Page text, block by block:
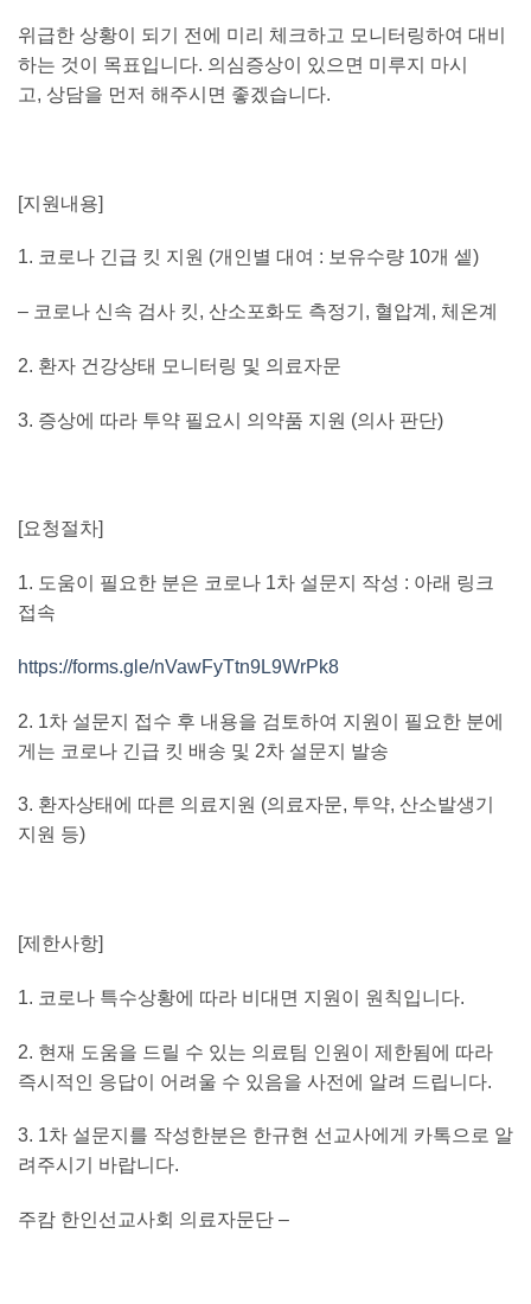
위급한 상황이 되기 전에 미리 체크하고 모니터링하여 대비
하는 것이 목표입니다. 의심증상이 있으면 미루지 마시
고, 상담을 먼저 해주시면 좋겠습니다.
[지원내용]
1. 코로나 긴급 킷 지원 (개인별 대여 : 보유수량 10개 셑)
– 코로나 신속 검사 킷, 산소포화도 측정기 , 혈압계 , 체온계
2. 환자 건강상태 모니터링 및 의료자문
3. 증상에 따라 투약 필요시 의약품 지원 (의사 판단)
[요청절차]
1. 도움이 필요한 분은 코로나 1차 설문지 작성 : 아래 링크
접속
https://forms.gle/nVawFyTtn9L9WrPk8
2. 1차 설문지 접수 후 내용을 검토하여 지원이 필요한 분에
게는 코로나 긴급 킷 배송 및 2차 설문지 발송
3. 환자상태에 따른 의료지원 (의료자문, 투약, 산소발생기
지원 등)
[제한사항]
1. 코로나 특수상황에 따라 비대면 지원이 원칙입니다.
2. 현재 도움을 드릴 수 있는 의료팀 인원이 제한됨에 따라
즉시적인 응답이 어려울 수 있음을 사전에 알려 드립니다.
3. 1차 설문지를 작성한분은 한규현 선교사에게 카톡으로 알
려주시기 바랍니다.
주캄 한인선교사회 의료자문단 –